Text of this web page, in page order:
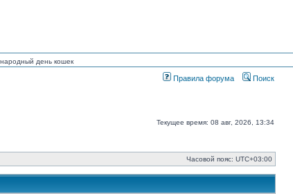
день кошек
Правила форума Поиск
Текущее время: 08 авг, 2026, 13:34
Часовой пояс: UTC+03:00